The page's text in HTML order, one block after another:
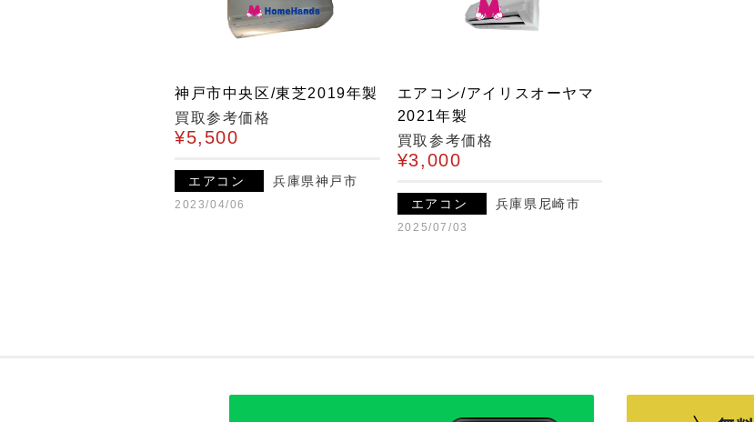
神戸市中央区/東芝2019年製
買取参考価格
¥5,500
エアコン 兵庫県神戸市
2023/04/06
エアコン/アイリスオーヤマ
2021年製
買取参考価格
¥3,000
エアコン 兵庫県尼崎市
2025/07/03